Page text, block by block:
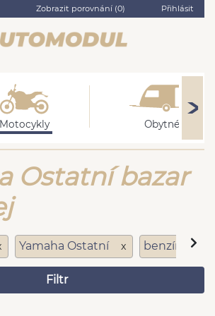
Zobrazit porovnání (0) Přihlásit
Motocykly Obytné
Ostatní bazar
Yamaha Ostatní x benzín x
Filtr